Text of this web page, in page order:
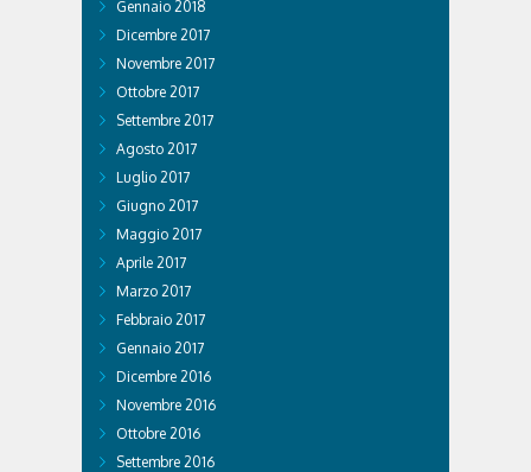
Gennaio 2018
Dicembre 2017
Novembre 2017
Ottobre 2017
Settembre 2017
Agosto 2017
Luglio 2017
Giugno 2017
Maggio 2017
Aprile 2017
Marzo 2017
Febbraio 2017
Gennaio 2017
Dicembre 2016
Novembre 2016
Ottobre 2016
Settembre 2016